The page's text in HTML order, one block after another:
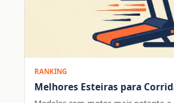
RANKING
Melhores Esteiras para